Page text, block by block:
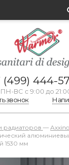
(499) 444-
ПН-ВС с 9:00 до
звонок
радиаторов —
1530 мм